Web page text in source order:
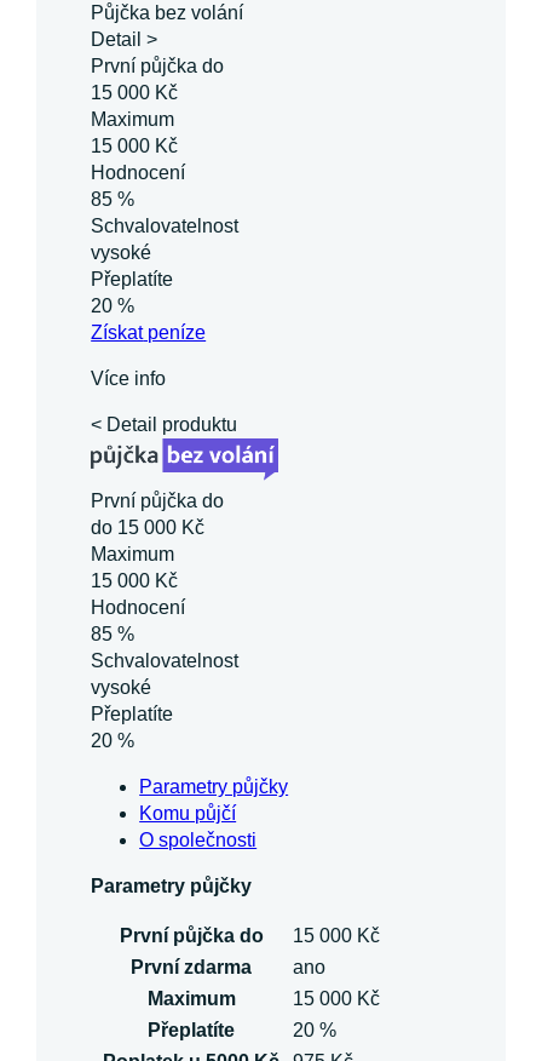
Půjčka bez volání
Detail >
První půjčka do
15 000 Kč
Maximum
15 000 Kč
Hodnocení
85 %
Schvalovatelnost
vysoké
Přeplatíte
20 %
Získatpeníze
Více info
< Detail produktu
První půjčka do
do 15 000 Kč
Maximum
15 000 Kč
Hodnocení
85 %
Schvalovatelnost
vysoké
Přeplatíte
20 %
Parametry půjčky
Komu půjčí
O společnosti
Parametry půjčky
První půjčka do
15 000 Kč
První zdarma
ano
Maximum
15 000 Kč
Přeplatíte
20 %